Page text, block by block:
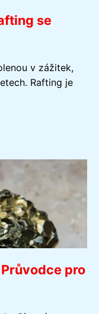
se
v zážitek,
Rafting je
pro